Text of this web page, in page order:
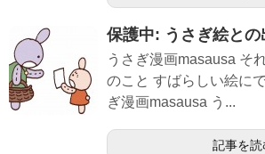
保護中: うさぎ絵との
うさぎ漫画masausa そ
のこと すばらしい絵に
ぎ漫画masausa う...
記事を読